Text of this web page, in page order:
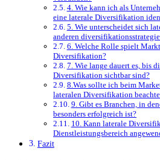
4. Wie ​kann ich als
⁣eine laterale ‍Diversifikation
5. Wie unterscheidet sich
anderen
6. Welche Rolle spielt
Diversifikation?
7. ‍Wie lange dauert es, ⁤bis⁣
Diversifikation sichtbar‍ sind?
8.Was sollte ich beim‌
lateralen Diversifikation
9. ⁣Gibt es Branchen, in
besonders erfolgreich​ ist?
10. Kann laterale​
‌Dienstleistungsbereich
Fazit